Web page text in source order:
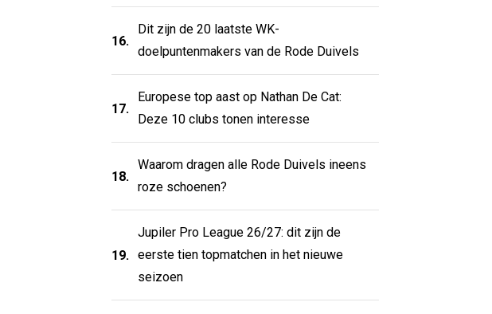
16.
Dit zijn de 20 laatste WK-
doelpuntenmakers van de Rode Duivels
17.
Europese top aast op Nathan De Cat:
Deze 10 clubs tonen interesse
18.
Waarom dragen alle Rode Duivels ineens
roze schoenen?
19.
Jupiler Pro League 26/27: dit zijn de
eerste tien topmatchen in het nieuwe
seizoen